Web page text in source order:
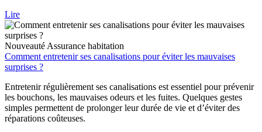
Lire
Nouveauté Assurance habitation
Comment entretenir ses canalisations pour éviter les mauvaises
surprises ?
Entretenir régulièrement ses canalisations est essentiel pour prévenir
les bouchons, les mauvaises odeurs et les fuites. Quelques gestes
simples permettent de prolonger leur durée de vie et d’éviter des
réparations coûteuses.